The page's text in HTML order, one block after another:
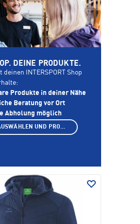
DEINE PRODUKTE.
deinen INTERSPORT Shop
Produkte in deiner Nähe
Beratung vor Ort
Abholung möglich
SHOP AUSWÄHLEN UND PRODUKTE ANZEIGEN